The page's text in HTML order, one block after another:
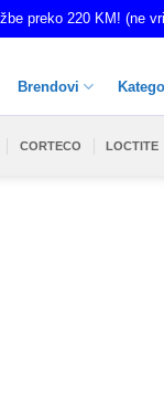
preko 220 KM! (ne
Brendovi
CORTECO LOCTITE